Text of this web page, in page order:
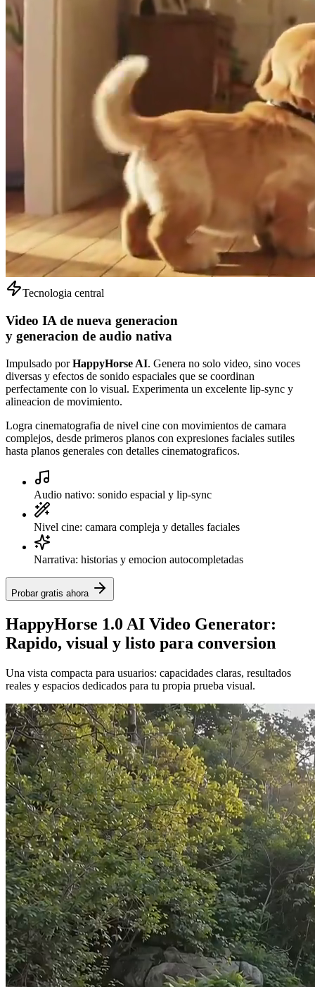
Tecnologia central
Video IA de nueva generacion
y generacion de audio nativa
Impulsado porHappyHorse AI. Genera no solo video, sino voces
diversas y efectos de sonido espaciales que se coordinan
perfectamente con lo visual. Experimenta un excelente lip-sync y
alineacion de movimiento.
Logra cinematografia de nivel cine con movimientos de camara
complejos, desde primeros planos con expresiones faciales sutiles
hasta planos generales con detalles cinematograficos.
Audio nativo: sonido espacial y lip-sync
Nivel cine: camara compleja y detalles faciales
Narrativa: historias y emocion autocompletadas
Probar gratis ahora
HappyHorse 1.0 AI Video Generator:
Rapido, visual y listo para conversion
Una vista compacta para usuarios: capacidades claras, resultados
reales y espacios dedicados para tu propia prueba visual.